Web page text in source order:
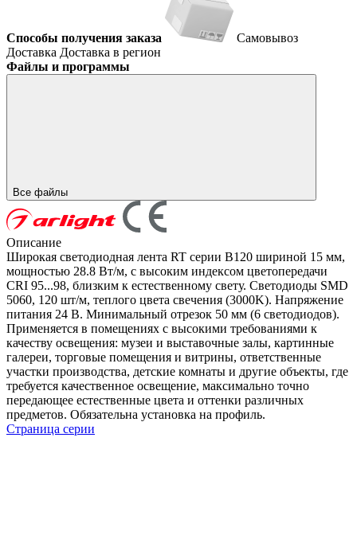
Способы получения заказа
Самовывоз
Доставка Доставка в регион
Файлы и программы
Все файлы
Описание
Широкая светодиодная лента RT серии B120 шириной 15 мм,
мощностью 28.8 Вт/м, с высоким индексом цветопередачи
CRI 95...98, близким к естественному свету. Светодиоды SMD
5060, 120 шт/м, теплого цвета свечения (3000K). Напряжение
питания 24 В. Минимальный отрезок 50 мм (6 светодиодов).
Применяется в помещениях с высокими требованиями к
качеству освещения: музеи и выставочные залы, картинные
галереи, торговые помещения и витрины, ответственные
участки производства, детские комнаты и другие объекты, где
требуется качественное освещение, максимально точно
передающее естественные цвета и оттенки различных
предметов. Обязательна установка на профиль.
Страница серии